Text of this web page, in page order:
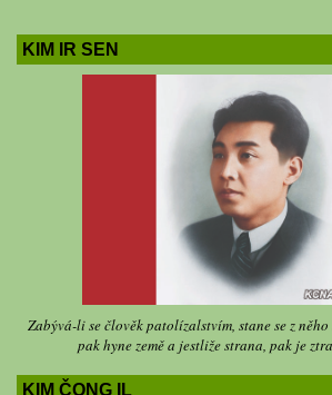
KIM IR SEN
Zabývá-li se člověk patolízalstvím, stane se z
pak hyne země a jestliže strana, pak je
KIM ČONG IL